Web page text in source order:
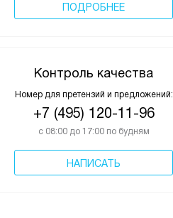
ПОДРОБНЕЕ
Контроль качества
Номер для претензий и предложений:
+7 (495) 120-11-96
с 08:00 до 17:00 по будням
НАПИСАТЬ